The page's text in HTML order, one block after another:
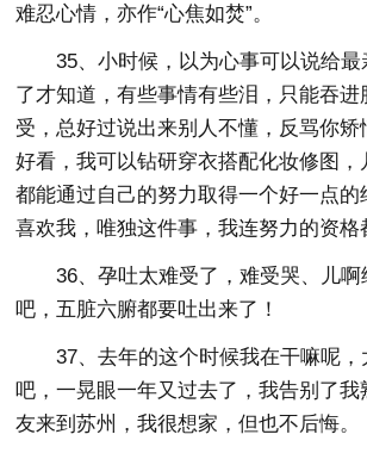
难忍心情，亦作“心焦如焚”。
35、小时候，以为心事可以说给最
了才知道，有些事情有些泪，只能吞进
受，总好过说出来别人不懂，反骂你矫
好看，我可以钻研穿衣搭配化妆修图，
都能通过自己的努力取得一个好一点的
喜欢我，唯独这件事，我连努力的资格
36、孕吐太难受了，难受哭、儿啊
吧，五脏六腑都要吐出来了！
37、去年的这个时候我在干嘛呢，
吧，一晃眼一年又过去了，我告别了我
友来到苏州，我很想家，但也不后悔。